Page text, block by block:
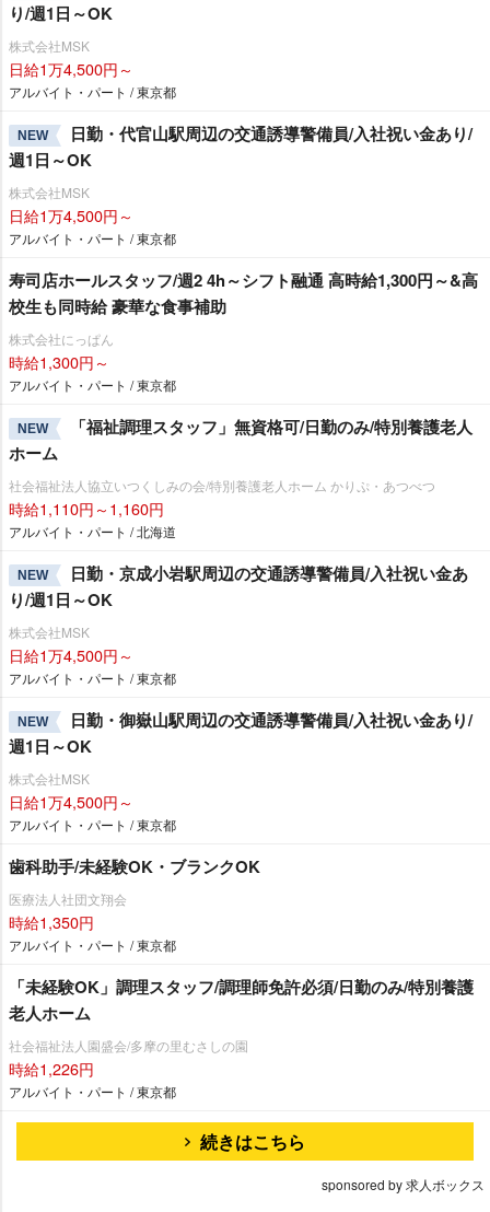
り/週1日～OK
株式会社MSK
日給1万4,500円～
アルバイト・パート / 東京都
NEW
日勤・代官山駅周辺の交通誘導警備員/入社祝い金あり/
週1日～OK
株式会社MSK
日給1万4,500円～
アルバイト・パート / 東京都
寿司店ホールスタッフ/週2 4h～シフト融通 高時給1,300円～&高
校生も同時給 豪華な食事補助
株式会社にっぱん
時給1,300円～
アルバイト・パート / 東京都
NEW
「福祉調理スタッフ」無資格可/日勤のみ/特別養護老人
ホーム
社会福祉法人協立いつくしみの会/特別養護老人ホーム かりぷ・あつべつ
時給1,110円～1,160円
アルバイト・パート / 北海道
NEW
日勤・京成小岩駅周辺の交通誘導警備員/入社祝い金あ
り/週1日～OK
株式会社MSK
日給1万4,500円～
アルバイト・パート / 東京都
NEW
日勤・御嶽山駅周辺の交通誘導警備員/入社祝い金あり/
週1日～OK
株式会社MSK
日給1万4,500円～
アルバイト・パート / 東京都
歯科助手/未経験OK・ブランクOK
医療法人社団文翔会
時給1,350円
アルバイト・パート / 東京都
「未経験OK」調理スタッフ/調理師免許必須/日勤のみ/特別養護
老人ホーム
社会福祉法人園盛会/多摩の里むさしの園
時給1,226円
アルバイト・パート / 東京都
続きはこちら
sponsored by 求人ボックス